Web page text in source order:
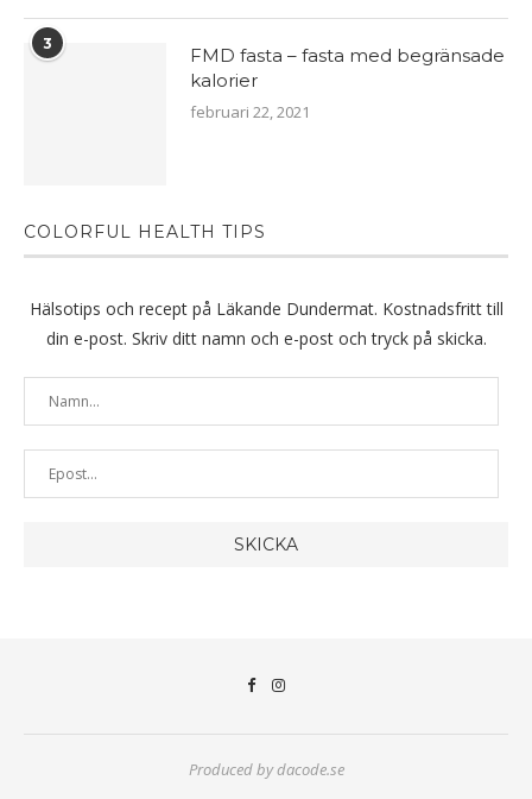
3
FMD fasta – fasta med begränsade
kalorier
februari 22, 2021
COLORFUL HEALTH TIPS
Hälsotips och recept på Läkande Dundermat. Kostnadsfritt till
din e-post. Skriv ditt namn och e-post och tryck på skicka.
Produced by dacode.se